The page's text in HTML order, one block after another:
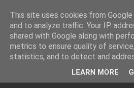
Loading...
This site uses cookies from
and to analyze traffic. Your IP
shared with Google along with
metrics to ensure quality of
statistics, and to detect and
LEARN MORE